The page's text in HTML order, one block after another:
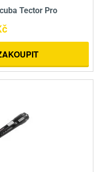
Tector Pro